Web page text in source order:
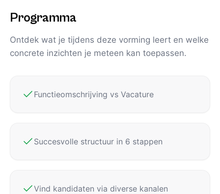
Programma
Ontdek wat je tijdens deze vorming leert en welke
concrete inzichten je meteen kan toepassen.
Functieomschrijving vs Vacature
Succesvolle structuur in 6 stappen
Vind kandidaten via diverse kanalen